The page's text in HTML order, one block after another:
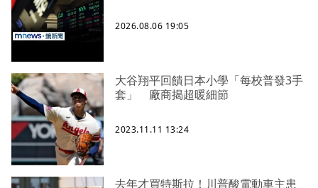
2026.08.06 19:05
大谷翔平回饋日本小學「每校普發3手
套」 廠商揭超暖細節
2023.11.11 13:24
去年才買特斯拉！川普酸電動車主患